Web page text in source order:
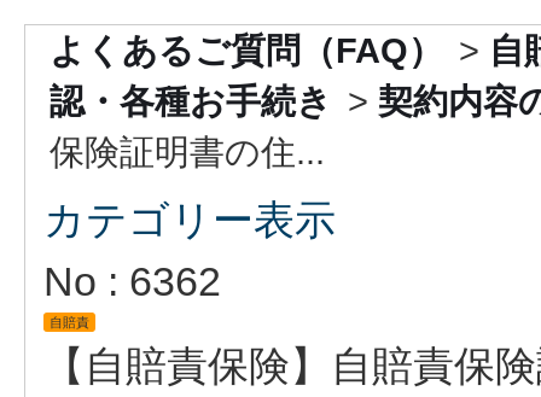
よくあるご質問（FAQ） > 自
認・各種お手続き > 契約内容
保険証明書の住...
カテゴリー表示
No : 6362
自賠責
【自賠責保険】自賠責保